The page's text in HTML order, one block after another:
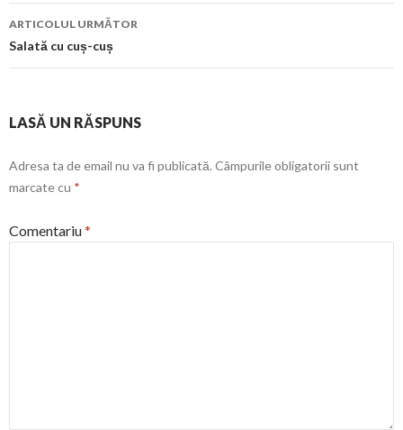
articol
ARTICOLUL URMĂTOR
Salată cu cuș-cuș
LASĂ UN RĂSPUNS
Adresa ta de email nu va fi publicată. Câmpurile obligatorii sunt
marcate cu *
Comentariu*